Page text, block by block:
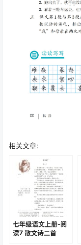
相关文章:
七年级语文上册-阅
读7 散文诗二首